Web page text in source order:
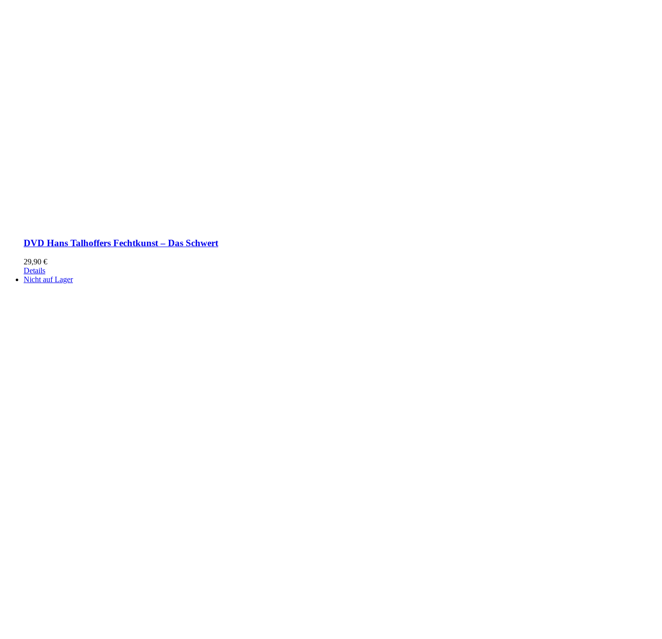
DVD Hans Talhoffers Fechtkunst – Das Schwert
29,90 €
Details
Nicht auf Lager